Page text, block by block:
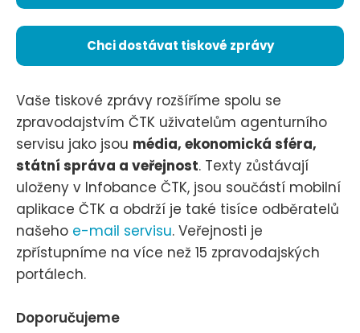
Chci dostávat tiskové zprávy
Vaše tiskové zprávy rozšíříme spolu se
zpravodajstvím ČTK uživatelům agenturního
servisu jako jsou média, ekonomická sféra,
státní správa a veřejnost. Texty zůstávají
uloženy v Infobance ČTK, jsou součástí mobilní
aplikace ČTK a obdrží je také tisíce odběratelů
našeho e-mail servisu. Veřejnosti je
zpřístupníme na více než 15 zpravodajských
portálech.
Doporučujeme